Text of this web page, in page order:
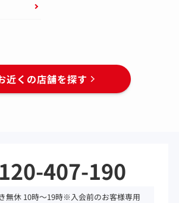
近くの店舗を探す
407-190
無休 10時～19時※入会前のお客様専用